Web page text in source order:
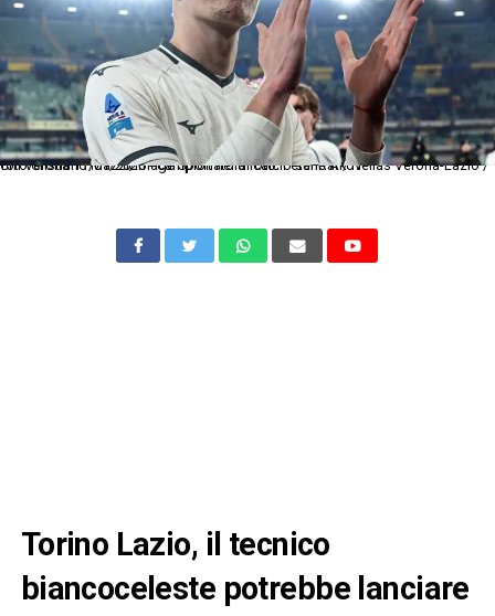
Cm Verona 11/01/2026 - campionato di calcio serie A / Hellas Verona-Lazio / foto Cristiano Mazzi/Image Sport nella foto: Petar Ratkov
Torino Lazio, il tecnico
biancoceleste potrebbe lanciare